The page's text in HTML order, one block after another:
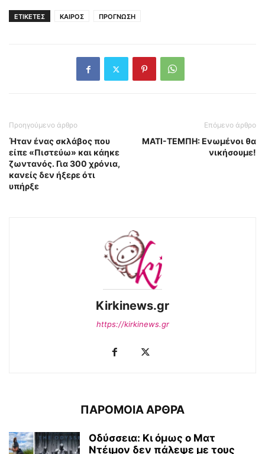
ΕΤΙΚΕΤΕΣ ΚΑΙΡΟΣ ΠΡΟΓΝΩΣΗ
Προηγούμενο άρθρο
Ήταν ένας σκλάβος που
είπε «Πιστεύω» και κάηκε
ζωντανός. Για 300 χρόνια,
κανείς δεν ήξερε ότι
υπήρξε
Επόμενο άρθρο
ΜΑΤΙ-ΤΕΜΠΗ: Ενωμένοι θα
νικήσουμε!
Kirkinews.gr
https://kirkinews.gr
ΠΑΡΟΜΟΙΑ ΑΡΘΡΑ
Οδύσσεια: Κι όμως ο Ματ
Ντέιμον δεν πάλεψε με τους